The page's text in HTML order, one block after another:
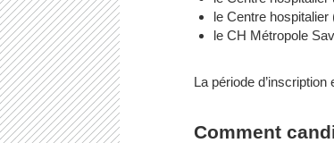
le Centre
le CH Métropole
La période
Comment